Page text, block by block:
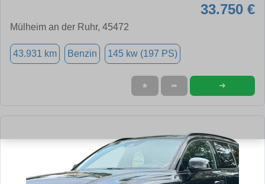
33.750 €
Mülheim an der Ruhr, 45472
43.931 km Benzin 145 kw (197 PS)
★ ➦ ➜